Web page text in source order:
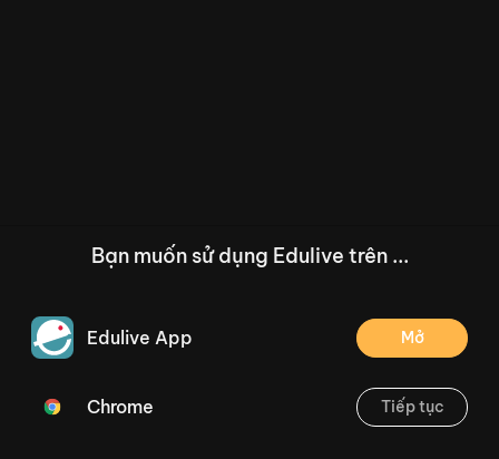
/--
Thoát
Bạn muốn sử dụng Edulive trên ...
Edulive App Mở
Chrome Tiếp tục